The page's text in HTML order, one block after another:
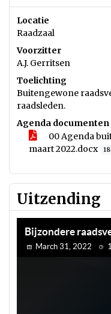
Locatie
Raadzaal
Voorzitter
A.J. Gerritsen
Toelichting
Buitengewone
raadsleden.
Agenda documenten
00 Agenda
maart 2022.docx
Uitzending